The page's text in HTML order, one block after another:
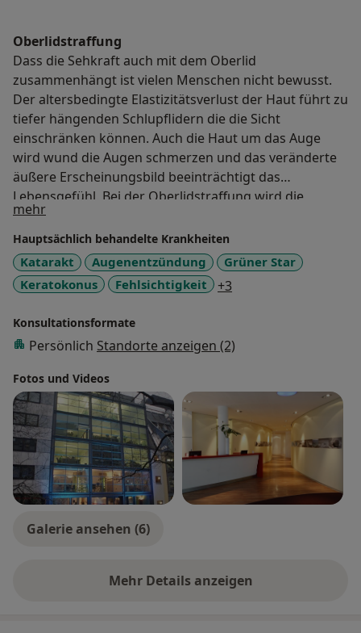
Oberlidstraffung
Dass die Sehkraft auch mit dem Oberlid
zusammenhängt ist vielen Menschen nicht bewusst.
Der altersbedingte Elastizitätsverlust der Haut führt zu
tiefer hängenden Schlupflidern die die Sicht
einschränken können. Auch die Haut um das Auge
wird wund die Augen schmerzen und das veränderte
äußere Erscheinungsbild beeinträchtigt das
Lebensgefühl. Bei der Oberlidstraffung wird die
überschüssige Haut entfernt. Dabei achten wir auf ein
natürliches Ergebnis bei welchem der Charakter des
Lids erhalten bleibt. Ihre Augen wirken im Anschluss
wieder wacher und jünger!
mehrÜber mich
Hauptsächlich behandelte Krankheiten
Katarakt Augenentzündung
Grüner Star
Keratokonus
Fehlsichtigkeit +3
Konsultationsformate
Persönlich Standorte anzeigen (2)
Fotos und Videos
Galerie ansehen (6)
Mehr Details anzeigen
über Erfahrungen